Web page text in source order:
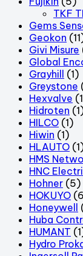
TKF
Gems
Geokon
Givi Misure
Global
Grayhill (1)
Greystone
Hexvalve
Hidroten
HILCO (1)
Hiwin (1)
HLAUTO
HMS
HNC
Hohner (5)
HOKUYO
Honeywell
Huba
HUMANT
Hydro